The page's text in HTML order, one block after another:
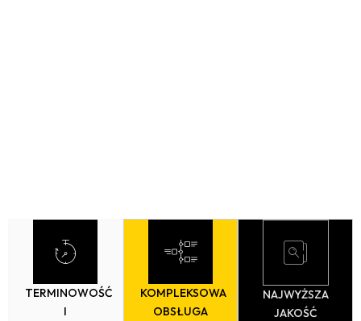
TERMINOWOŚĆ
I
KOMPLEKSOWA
OBSŁUGA
NAJWYŻSZA
JAKOŚĆ